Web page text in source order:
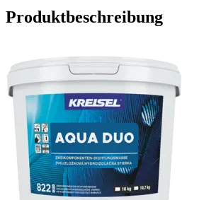
Produktbeschreibung